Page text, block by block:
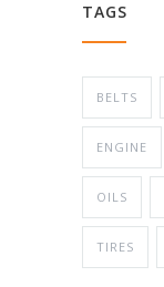
TAGS
BELTS
ENGINE
OILS
TIRES